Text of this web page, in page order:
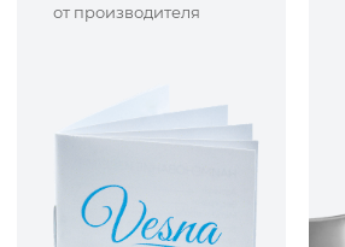
от производителя